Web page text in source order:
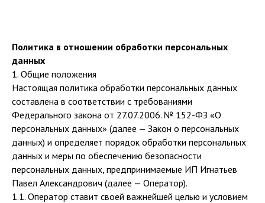
Политика в отношении обработки персональных
данных
1. Общие положения
Настоящая политика обработки персональных данных
составлена в соответствии с требованиями
Федерального закона от 27.07.2006. № 152-ФЗ «О
персональных данных» (далее — Закон о персональных
данных) и определяет порядок обработки персональных
данных и меры по обеспечению безопасности
персональных данных, предпринимаемые ИП Игнатьев
Павел Александрович (далее — Оператор).
1.1. Оператор ставит своей важнейшей целью и условием